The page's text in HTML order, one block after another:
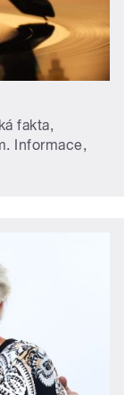
fakta,
Informace,